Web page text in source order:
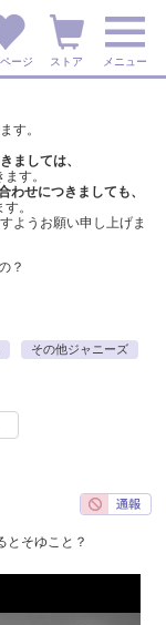
ージ ストア メニュー
す。
ましては、
す。
わせにつきましても、
。
ようお願い申し上げま
？
その他ジャニーズ
とそゆこと？